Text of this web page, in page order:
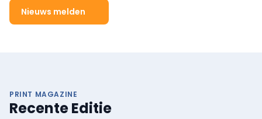
Nieuws melden
PRINT MAGAZINE
Recente Editie